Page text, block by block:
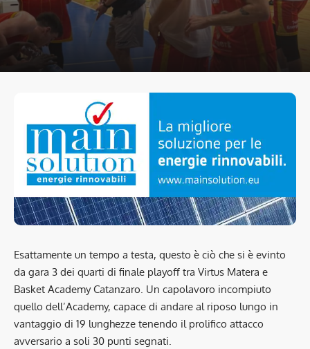
Esattamente un tempo a testa, questo è ciò che si è evinto
da gara 3 dei quarti di finale playoff tra Virtus Matera e
Basket Academy Catanzaro. Un capolavoro incompiuto
quello dell’Academy, capace di andare al riposo lungo in
vantaggio di 19 lunghezze tenendo il prolifico attacco
avversario a soli 30 punti segnati.